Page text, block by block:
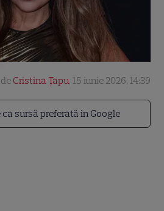
sursă preferată în Google
de Cristina Țapu, 15 iunie 2026, 14:39